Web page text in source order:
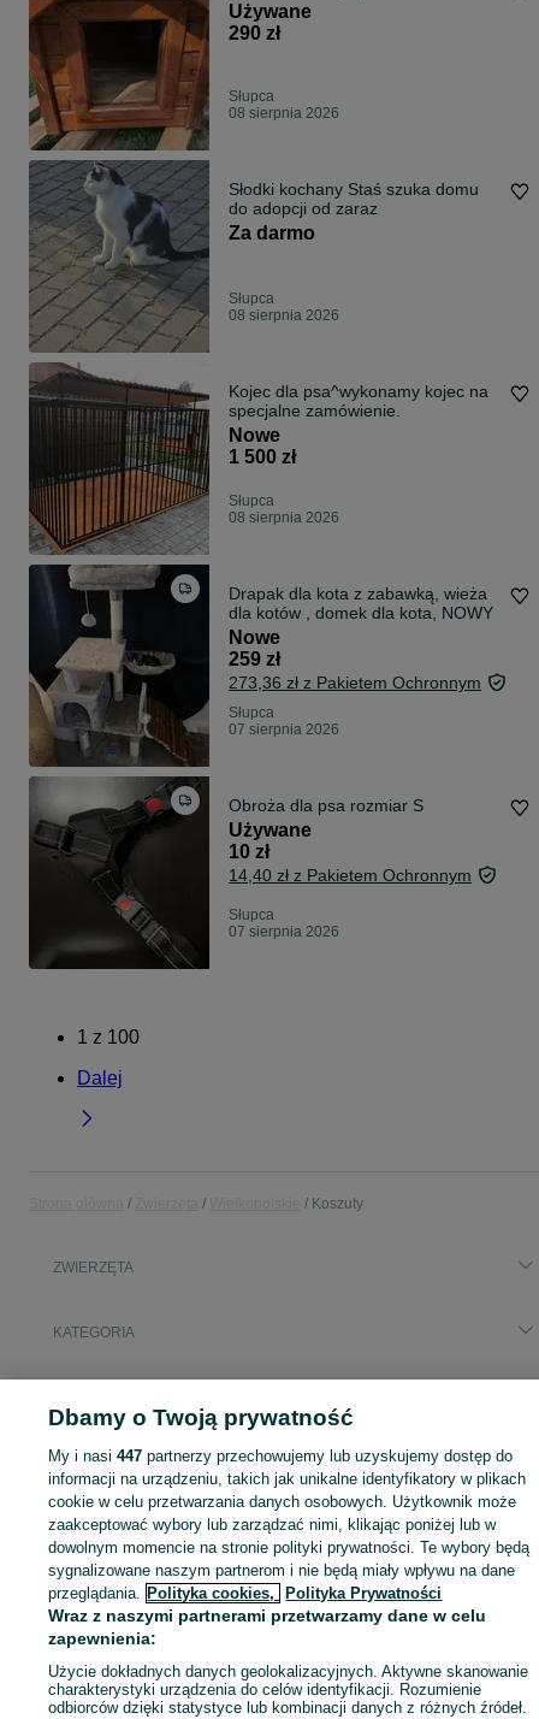
Używane
290 zł
Słupca
08 sierpnia 2026
Słodki kochany Staś szuka domu
do adopcji od zaraz
Za darmo
Słupca
08 sierpnia 2026
Kojec dla psa^wykonamy kojec na
specjalne zamówienie.
Nowe
1 500 zł
Słupca
08 sierpnia 2026
Drapak dla kota z zabawką, wieża
dla kotów , domek dla kota, NOWY
Nowe
259 zł
273,36 zł z Pakietem Ochronnym
Słupca
07 sierpnia 2026
Obroża dla psa rozmiar S
Używane
10 zł
14,40 zł z Pakietem Ochronnym
Słupca
07 sierpnia 2026
1 z 100
Dalej
Koszuty
ZWIERZĘTA
KATEGORIA
Mapa kategorii
Mapa miejscowości
Mapa ministron
Popularne wyszukiwania
Dbamy o Twoją prywatność
My i nasi447 partnerzy przechowujemy lub uzyskujemy dostęp do
informacji na urządzeniu, takich jak unikalne identyfikatory w plikach
cookie w celu przetwarzania danych osobowych. Użytkownik może
zaakceptować wybory lub zarządzać nimi, klikając poniżej lub w
dowolnym momencie na stronie polityki prywatności. Te wybory będą
sygnalizowane naszym partnerom i nie będą miały wpływu na dane
przeglądania. Polityka cookies, Polityka Prywatności
Wraz z naszymi partnerami przetwarzamy dane w celu
zapewnienia:
Użycie dokładnych danych geolokalizacyjnych. Aktywne skanowanie
charakterystyki urządzenia do celów identyfikacji. Rozumienie
odbiorców dzięki statystyce lub kombinacji danych z różnych źródeł.